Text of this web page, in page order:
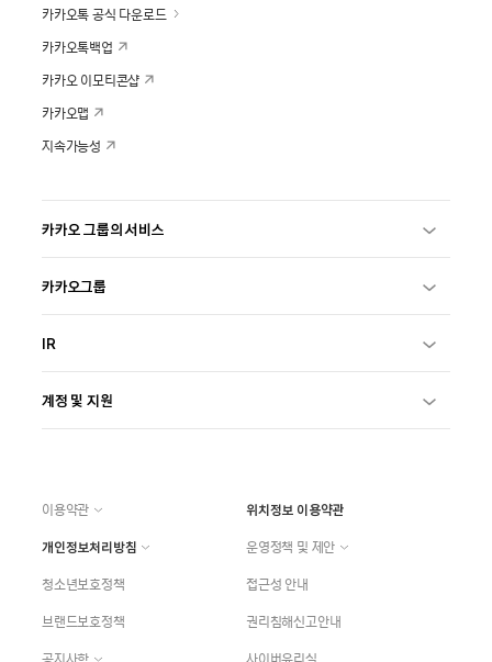
카카오톡 공식 다운로드
카카오톡백업
카카오 이모티콘샵
카카오맵
지속가능성
카카오 그룹의 서비스
카카오그룹
IR
계정 및 지원
이용약관
위치정보 이용약관
개인정보처리방침
운영정책 및 제안
청소년보호정책
접근성 안내
브랜드보호정책
권리침해신고안내